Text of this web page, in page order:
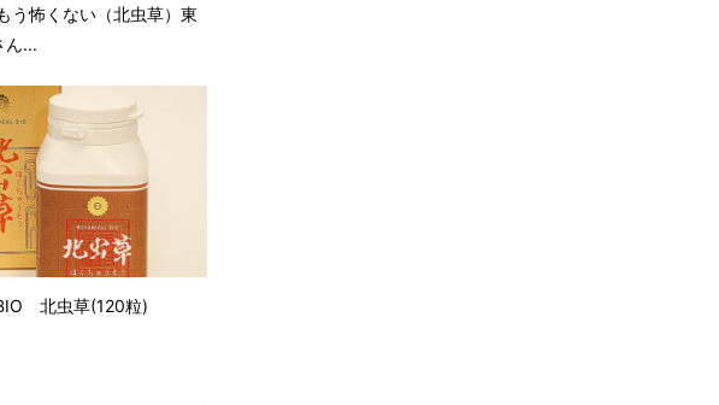
う怖くない（北虫草）東
ん...
北虫草(120粒)